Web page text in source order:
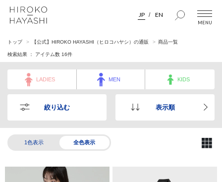
JP EN
トップ 【公式】HIROKO HAYASHI（ヒロコハヤシ）の通販 商品一覧
検索結果 ： アイテム数 16件
LADIES MEN KIDS
絞り込む 表示順
1色表示 全色表示